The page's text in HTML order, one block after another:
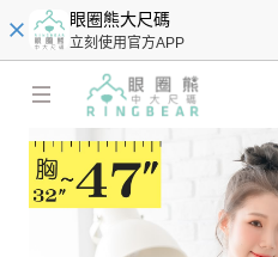
眼圈熊大尺碼
立刻使用官方APP